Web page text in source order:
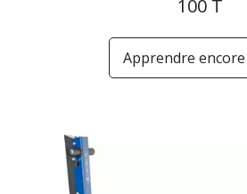
100 T
Apprendre